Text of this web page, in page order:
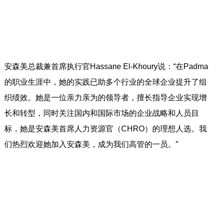
安森美总裁兼首席执行官Hassane El-Khoury说：“在Padma
的职业生涯中，她的实践已助多个行业的全球企业提升了组
织绩效。她是一位亲力亲为的领导者，擅长指导企业实现增
长和转型，同时关注国内和国际市场的企业战略和人员目
标，她是安森美首席人力资源官（CHRO）的理想人选。我
们热烈欢迎她加入安森美，成为我们高管的一员。”